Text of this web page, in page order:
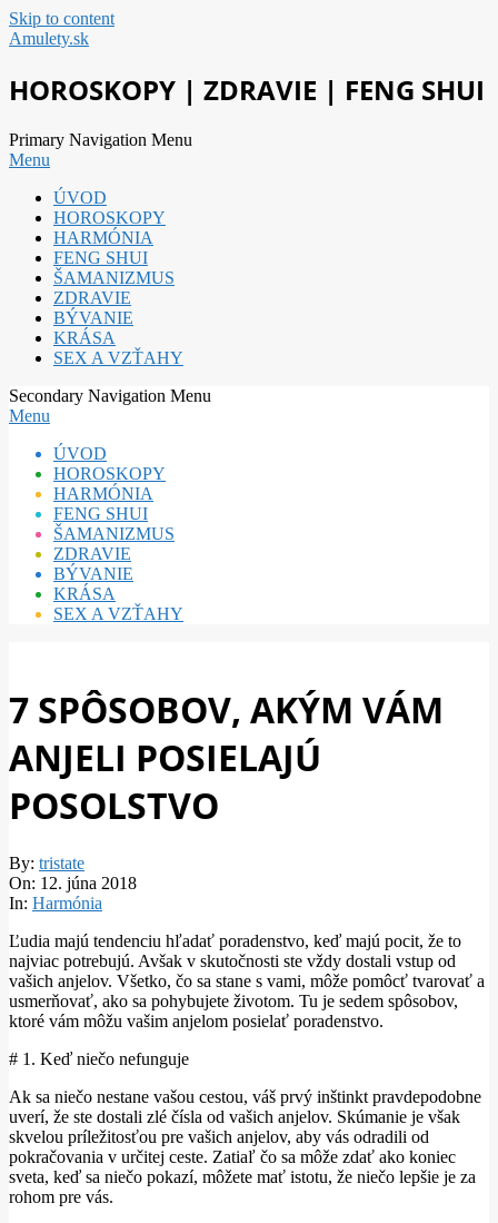
Skip to content
Amulety.sk
HOROSKOPY | ZDRAVIE | FENG SHUI
Primary Navigation Menu
Menu
ÚVOD
HOROSKOPY
HARMÓNIA
FENG SHUI
ŠAMANIZMUS
ZDRAVIE
BÝVANIE
KRÁSA
SEX A VZŤAHY
Secondary Navigation Menu
Menu
ÚVOD
HOROSKOPY
HARMÓNIA
FENG SHUI
ŠAMANIZMUS
ZDRAVIE
BÝVANIE
KRÁSA
SEX A VZŤAHY
7 SPÔSOBOV, AKÝM VÁM
ANJELI POSIELAJÚ
POSOLSTVO
By: tristate
On: 12. júna 2018
In: Harmónia
Ľudia majú tendenciu hľadať poradenstvo, keď majú pocit, že to
najviac potrebujú. Avšak v skutočnosti ste vždy dostali vstup od
vašich anjelov. Všetko, čo sa stane s vami, môže pomôcť tvarovať a
usmerňovať, ako sa pohybujete životom. Tu je sedem spôsobov,
ktoré vám môžu vašim anjelom posielať poradenstvo.
# 1. Keď niečo nefunguje
Ak sa niečo nestane vašou cestou, váš prvý inštinkt pravdepodobne
uverí, že ste dostali zlé čísla od vašich anjelov. Skúmanie je však
skvelou príležitosťou pre vašich anjelov, aby vás odradili od
pokračovania v určitej ceste. Zatiaľ čo sa môže zdať ako koniec
sveta, keď sa niečo pokazí, môžete mať istotu, že niečo lepšie je za
rohom pre vás.